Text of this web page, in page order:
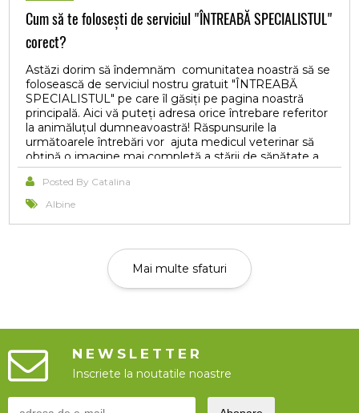
Cum să te folosești de serviciul "ÎNTREABĂ SPECIALISTUL"
corect?
Astăzi dorim să îndemnăm comunitatea noastră să se
folosească de serviciul nostru gratuit "ÎNTREABĂ
SPECIALISTUL" pe care îl găsiți pe pagina noastră
principală. Aici vă puteți adresa orice întrebare referitor
la animăluțul dumneavoastră! Răspunsurile la
următoarele întrebări vor ajuta medicul veterinar să
obțină o imagine mai completă a stării de sănătate a
animalului tău și să formuleze un diagnostic. Este
important să fii cât mai precis și deschis în răspunsurile
tale pentru a facilita diagnosticul și tratamentul
Posted By Catalina
Albine
Mai multe sfaturi
NEWSLETTER
Inscriete la noutatile noastre